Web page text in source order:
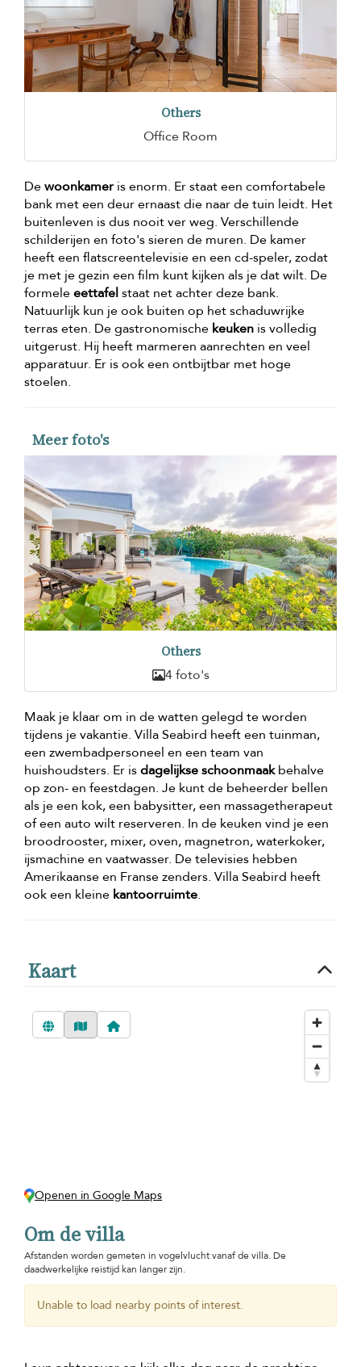
Others
Office Room
Dewoonkamer is enorm. Er staat een comfortabele
bank met een deur ernaast die naar de tuin leidt. Het
buitenleven is dus nooit ver weg. Verschillende
schilderijen en foto's sieren de muren. De kamer
heeft een flatscreentelevisie en een cd-speler, zodat
je met je gezin een film kunt kijken als je dat wilt. De
formeleeettafelstaat net achter deze bank.
Natuurlijk kun je ook buiten op het schaduwrijke
terras eten. De gastronomische keuken is volledig
uitgerust. Hij heeft marmeren aanrechten en veel
apparatuur. Er is ook een ontbijtbar met hoge
stoelen.
Meer foto's
Others
4 foto's
Maak je klaar om in de watten gelegd te worden
tijdens je vakantie. Villa Seabird heeft een tuinman,
een zwembadpersoneel en een team van
huishoudsters. Er isdagelijkse schoonmaakbehalve
op zon- en feestdagen. Je kunt de beheerder bellen
als je een kok, een babysitter, een massagetherapeut
of een auto wilt reserveren. In de keuken vind je een
broodrooster, mixer, oven, magnetron, waterkoker,
ijsmachine en vaatwasser. De televisies hebben
Amerikaanse en Franse zenders. Villa Seabird heeft
ook een kleine kantoorruimte.
Kaart
Openen in Google Maps
Om de villa
Afstanden worden gemeten in vogelvlucht vanaf de villa. De
daadwerkelijke reistijd kan langer zijn.
Unable to load nearby points of interest.